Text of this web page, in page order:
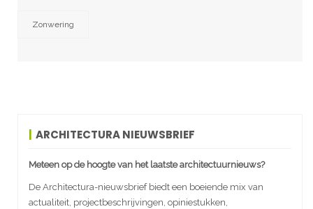
Zonwering
ARCHITECTURA NIEUWSBRIEF
Meteen op de hoogte van het laatste architectuurnieuws?
De Architectura-nieuwsbrief biedt een boeiende mix van
actualiteit, projectbeschrijvingen, opiniestukken,